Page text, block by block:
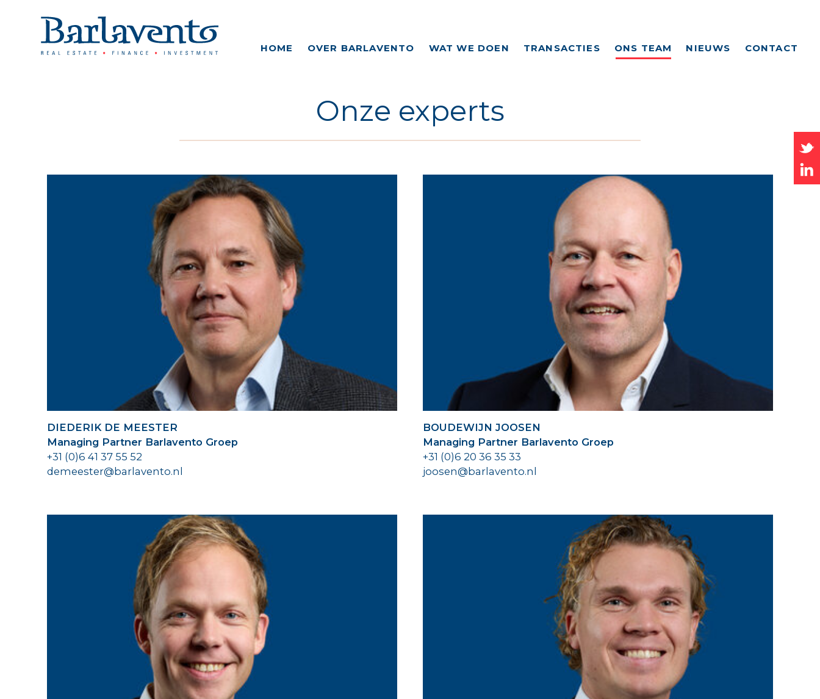
Onze experts
DIEDERIK DE MEESTER
Managing Partner Barlavento Groep
+31 (0)6 41 37 55 52
demeester@barlavento.nl
BOUDEWIJN JOOSEN
Managing Partner Barlavento Groep
+31 (0)6 20 36 35 33
joosen@barlavento.nl
HOME OVER BARLAVENTO WAT WE DOEN
WONING HYPOTHEKEN
TRANSACTIES ONS TEAM NIEUWS CONTACT
WAT WE DOEN
VASTGOED FINANCIERING
BEDRIJFSFINANCIERING
WONING HYPOTHEKEN
TRANSACTIES
NIEUWS
CONTACT